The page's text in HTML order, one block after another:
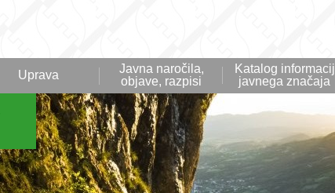
Uprava
Javna naročila,
objave, razpisi
Katalog informacij
javnega značaja